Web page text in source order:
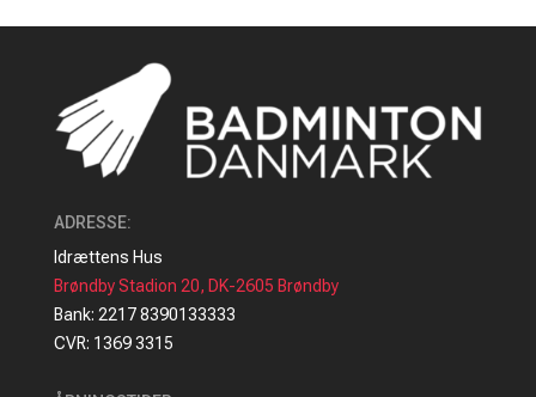
ADRESSE:
Idrættens Hus
Brøndby Stadion 20, DK-2605 Brøndby
Bank: 2217 8390133333
CVR: 1369 3315